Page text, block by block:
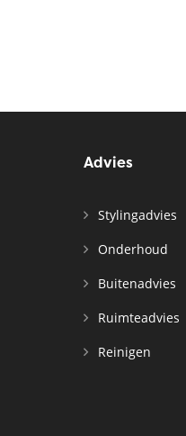
Advies
Stylingadvies
Onderhoud
Buitenadvies
Ruimteadvies
Reinigen